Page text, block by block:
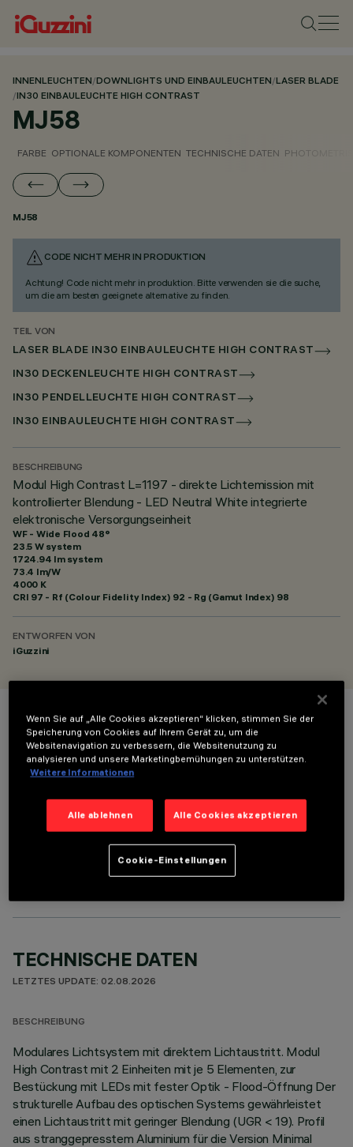
INNENLEUCHTEN/DOWNLIGHTS UND EINBAULEUCHTEN/LASER BLADE
/IN30 EINBAULEUCHTE HIGH CONTRAST
MJ58
FARBE OPTIONALE KOMPONENTEN TECHNISCHE DATEN
MJ58
CODE NICHT MEHR IN PRODUKTION
Achtung! Code nicht mehr in produktion. Bitte verwenden sie die suche,
um die am besten geeignete alternative zu finden.
TEIL VON
LASER BLADE IN30 EINBAULEUCHTE HIGH CONTRAST
IN30 DECKENLEUCHTE HIGH CONTRAST
IN30 PENDELLEUCHTE HIGH CONTRAST
IN30 EINBAULEUCHTE HIGH CONTRAST
BESCHREIBUNG
Modul High Contrast L=1197 - direkte Lichtemission mit
kontrollierter Blendung - LED Neutral White integrierte
elektronische Versorgungseinheit
WF - Wide Flood 48°
23.5 W system
1724.94 lm system
73.4 lm/W
4000 K
CRI 97 - Rf (Colour Fidelity Index) 92 - Rg (Gamut Index) 98
ENTWORFEN VON
iGuzzini
FARBE
OPTIONALE KOMPONENTEN
TECHNISCHE DATEN
LETZTES UPDATE: 02.08.2026
BESCHREIBUNG
Modulares Lichtsystem mit direktem Lichtaustritt. Modul
High Contrast mit 2 Einheiten mit je 5 Elementen, zur
Bestückung mit LEDs mit fester Optik - Flood-Öffnung Der
strukturelle Aufbau des optischen Systems gewährleistet
einen Lichtaustritt mit geringer Blendung (UGR < 19). Profil
aus stranggepresstem Aluminium für die Version Minimal
Wenn Sie auf „Alle Cookies akzeptieren“ klicken, stimmen Sie der
Speicherung von Cookies auf Ihrem Gerät zu, um die
Websitenavigation zu verbessern, die Websitenutzung zu
analysieren und unsere Marketingbemühungen zu unterstützen.
Weitere Informationen
Alle ablehnen Alle Cookies akzeptieren
Cookie-Einstellungen